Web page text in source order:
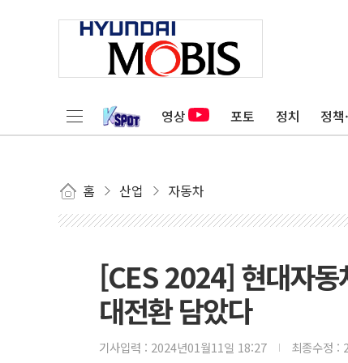
영상 포토 정치 정책
홈 산업 자동차
[CES 2024] 현대자동
대전환 담았다
기사입력 : 2024년01월11일 18:27 최종수정 :